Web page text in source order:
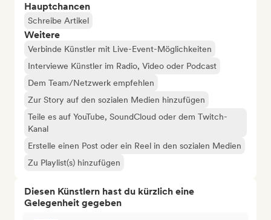
Hauptchancen
Schreibe Artikel
Weitere
Verbinde Künstler mit Live-Event-Möglichkeiten
Interviewe Künstler im Radio, Video oder Podcast
Dem Team/Netzwerk empfehlen
Zur Story auf den sozialen Medien hinzufügen
Teile es auf YouTube, SoundCloud oder dem Twitch-
Kanal
Erstelle einen Post oder ein Reel in den sozialen Medien
Zu Playlist(s) hinzufügen
Diesen Künstlern hast du kürzlich eine
Gelegenheit gegeben